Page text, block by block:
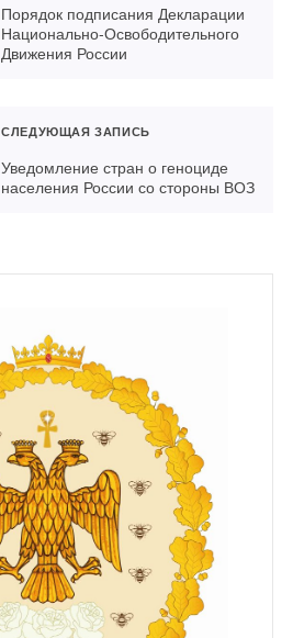
Порядок подписания Декларации
Национально-Освободительного
Движения России
СЛЕДУЮЩАЯ ЗАПИСЬ
Уведомление стран о геноциде
населения России со стороны ВОЗ